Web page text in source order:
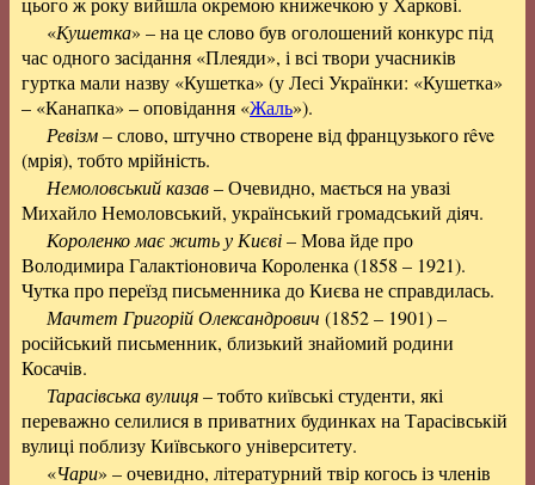
«Кушетка» – на це слово був оголошений конкурс під
час одного засідання «Плеяди», і всі твори учасників
гуртка мали назву «Кушетка» (у Лесі Українки: «Кушетка»
– «Канапка» – оповідання «Жаль»).
Ревізм– слово, штучно створене від французького rêve
(мрія), тобто мрійність.
Немоловський казав– Очевидно, мається на увазі
Михайло Немоловський, український громадський діяч.
Короленко має жить у Києві– Мова йде про
Володимира Галактіоновича Короленка (1858 – 1921).
Чутка про переїзд письменника до Києва не справдилась.
Мачтет Григорій Олександрович (1852 – 1901) –
російський письменник, близький знайомий родини
Косачів.
Тарасівська вулиця– тобто київські студенти, які
переважно селилися в приватних будинках на Тарасівській
вулиці поблизу Київського університету.
«Чари» – очевидно, літературний твір когось із членів